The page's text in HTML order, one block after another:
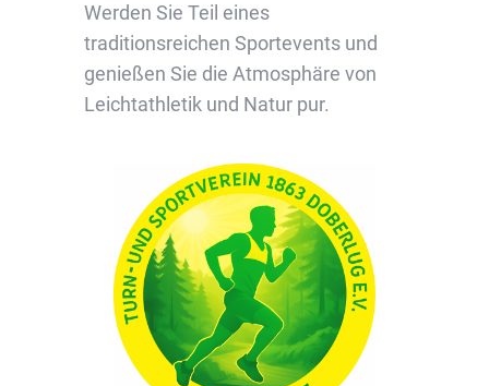
Werden Sie Teil eines
traditionsreichen Sportevents und
genießen Sie die Atmosphäre von
Leichtathletik und Natur pur.